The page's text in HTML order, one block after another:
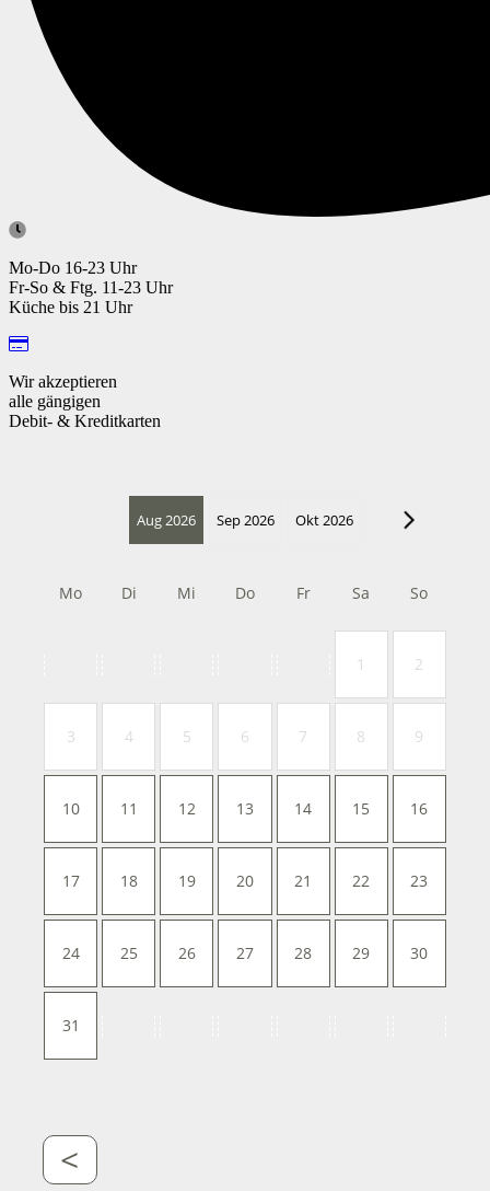
Mo-Do 16-23 Uhr
Fr-So & Ftg. 11-23 Uhr
Küche bis 21 Uhr
Wir akzeptieren
alle gängigen
Debit- & Kreditkarten